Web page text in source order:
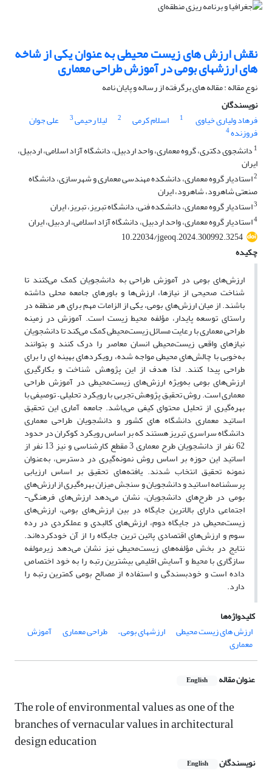
نقش ارزش های زیست محیطی به عنوان یکی از شاخه
های ارزشهای بومی در آموزش طراحی معماری
نوع مقاله : مقاله های برگرفته از رساله و پایان نامه
نویسندگان
فرهاد ولیاری خیاوی
1 اسلام کرمی 2 لیلا رحیمی3 علی جوان
فروزنده4
1 دانشجوی دکتری، گروه معماری، واحد اردبیل، دانشگاه آزاد اسلامی، اردبیل،
ایران
2استادیار گروه معماری، دانشکده مهندسی معماری و شهرسازی، دانشگاه
صنعتی شاهرود، شاهرود، ایران
3استادیار گروه معماری، دانشکده فنی، دانشگاه تبریز، تبریز، ایران
4استادیار گروه معماری، واحد اردبیل، دانشگاه آزاد اسلامی، اردبیل، ایران
10.22034/jgeoq.2024.300992.3254
چکیده
ارزش‌های بومی در آموزش طراحی به دانشجویان کمک می‌کنند تا
شناخت صحیحی از نیازها، ارزش‌ها و باورهای جامعه محلی داشته
باشند. از میان ارزش‌های بومی، یکی از الزامات مهم برای هر منطقه در
راستای توسعه پایدار، مؤلفه محیط زیست است. آموزش در زمینه
طراحی معماری با رعایت مسائل زیست‌محیطی کمک می‌کند تا دانشجویان
نیازهای واقعی زیست‌محیطی انسان معاصر را درک کنند و بتوانند
به‌خوبی با چالش‌های محیطی مواجه شده، رویکردهای بهینه ای را برای
طراحی پیدا کنند. لذا هدف از این پ‍ژوهش شناخت و بکارگیری
ارزش‌های بومی به‌ویژه ارزش‌های زیست‌محیطی در آموزش طراحی
معماری است. روش تحقیق پژوهش تجربی با رویکرد تحلیلی – توصیفی با
بهره‌گیری از تحلیل محتوای کیفی می‌باشد. جامعه آماری این تحقیق
اساتید معماری دانشگاه های کشور و دانشجویان طراحی معماری
دانشگاه سراسری تبریز هستند که بر اساس رویکرد کوکران در حدود
62 نفر از دانشجویان طرح معماری 3 مقطع کارشناسی و نیز 13 نفر از
اساتید این حوزه بر اساس روش نمونه‌گیری در دسترس، به‌عنوان
نمونه تحقیق انتخاب شدند. یافته‌های تحقیق بر اساس ارزیابی
پرسشنامه اساتید و دانشجویان و سنجش میزان بهره‌گیری از ارزش‌های
بومی در طرح‌های دانشجویان، نشان می‌دهد ارزش‌های فرهنگی-
اجتماعی دارای بالاترین جایگاه در بین ارزش‌های بومی، ارزش‌های
زیست‌محیطی در جایگاه دوم، ارزش‌های کالبدی و عملکردی در رده
سوم و ارزش‌های اقتصادی پائین ترین جایگاه را از آن خودکرده‌اند.
نتایج در بخش مؤلفه‌های زیست‌محیطی نیز نشان می‌دهد زیرمولفه
سازگاری با محیط و آسایش اقلیمی بیشترین رتبه را به خود اختصاص
داده است و خودبسندگی و استفاده از مصالح بومی کمترین رتبه را
دارد.
کلیدواژه‌ها
ارزش های زیست محیطی
ارزشهای بومی – طراحی معماری آموزش
معماری
عنوان مقاله English
The role of environmental values as one of the
branches of vernacular values in architectural
design education
نویسندگان English